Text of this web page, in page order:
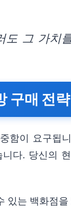
도 그 가치
구매 전략
함이 요구됩
다. 당신의
있는 백화점